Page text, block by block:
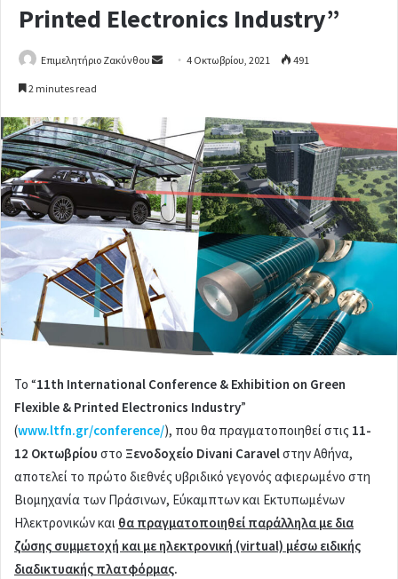
Printed Electronics Industry”
Επιμελητήριο Ζακύνθου
d
a
n
m
a
4 Οκτωβρίου, 2021 491
2 minutes read
Το “11th International Conference & Exhibition on Green
Flexible & Printed Electronics Industry”
(www.ltfn.gr/conference/), που θα πραγματοποιηθεί στις 11-
12 Οκτωβρίου στο Ξενοδοχείο Divani Caravelστην Αθήνα,
αποτελεί το πρώτο διεθνές υβριδικό γεγονός αφιερωμένο στη
Βιομηχανία των Πράσινων, Εύκαμπτων και Εκτυπωμένων
Ηλεκτρονικών και θα πραγματοποιηθεί παράλληλα με δια
ζώσης συμμετοχή και με ηλεκτρονική (virtual) μέσω ειδικής
διαδικτυακής πλατφόρμας.